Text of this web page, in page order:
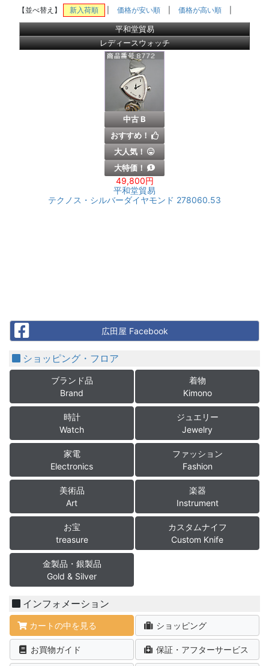
【並べ替え】 新入荷順 価格が安い順 価格が高い順
平和堂貿易
レディースウォッチ
中古 B
おすすめ！
大人気！
大特価！
49,800円
平和堂貿易
テクノス・シルバーダイヤモンド 278060.53
Facebook 広田屋 Facebook
ショッピング・フロア
ブランド品
Brand
着物
Kimono
時計
Watch
ジュエリー
Jewelry
家電
Electronics
ファッション
Fashion
美術品
Art
楽器
Instrument
お宝
treasure
カスタムナイフ
Custom Knife
金製品・銀製品
Gold & Silver
インフォメーション
カートの中を見る ショッピング
お買物ガイド 保証・アフターサービス